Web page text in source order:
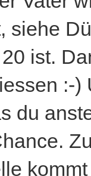
siehe
ist.
:-
du